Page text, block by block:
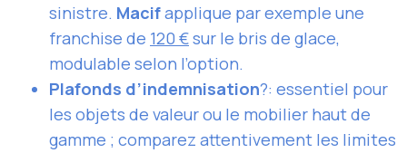
sinistre. Macifapplique par exemple une
franchise de 120 €sur le bris de glace,
modulable selon l’option.
Plafonds d’indemnisation?: essentiel pour
les objets de valeur ou le mobilier haut de
gamme ; comparez attentivement les limites